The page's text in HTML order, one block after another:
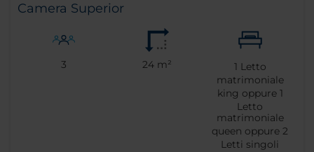
Camera Superior
3 24 m² 1 Letto
matrimoniale
king oppure 1
Letto
matrimoniale
queen oppure2
Letti singoli